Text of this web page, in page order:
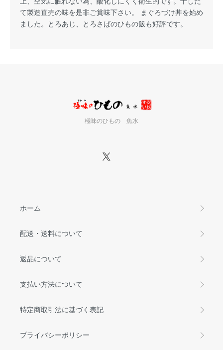
て製造直売の味を是非ご賞味下さい。 まぐろづけ丼を始め
ました。とろあじ、とろさばのひもの飯も好評です。
極味のひもの 魚水
ホーム
配送・送料について
返品について
支払い方法について
特定商取引法に基づく表記
プライバシーポリシー